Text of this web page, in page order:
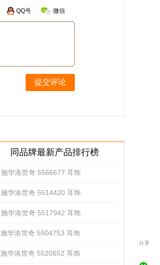
QQ号 微信
提交评论
同品牌最新产品排行榜
施华洛世奇 5566677 耳饰
施华洛世奇 5514420 耳饰
施华洛世奇 5517942 耳饰
施华洛世奇 5504753 耳饰
施华洛世奇 5520652 耳饰
分享